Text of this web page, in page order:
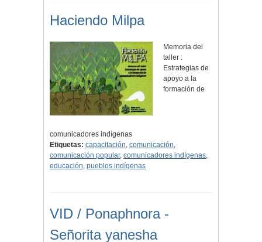
Haciendo Milpa
Memoria del
taller :
Estrategias de
apoyo a la
formación de
comunicadores indígenas
Etiquetas: capacitación, comunicación,
comunicación popular, comunicadores indígenas,
educación, pueblos indígenas
VID / Ponaphnora -
Señorita yanesha